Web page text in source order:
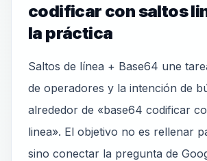
codificar con saltos
la práctica
Saltos de línea + Base64 une
de operadores y la intención de
alrededor de «base64 codificar
linea». El objetivo no es rellenar
sino conectar la pregunta de